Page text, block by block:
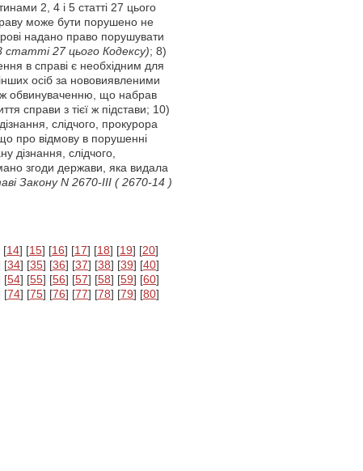
2, 4 і 5 статті 27 цього
може бути порушено не
надано право порушувати
статті 27 цього Кодексу); 8)
в справі є необхідним для
осіб за нововиявленими
обвинуваченню, що набрав
справи з тієї ж підстави; 10)
слідчого, прокурора
про відмову в порушенні
дізнання, слідчого,
згоди держави, яка видала
Закону N 2670-III ( 2670-14 )
[14] [15] [16] [17] [18] [19] [20]
[34] [35] [36] [37] [38] [39] [40]
[54] [55] [56] [57] [58] [59] [60]
[74] [75] [76] [77] [78] [79] [80]